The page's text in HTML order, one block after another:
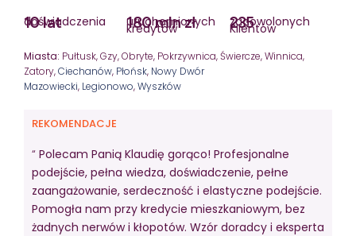
10 lat
doświadczenia 180 mln zł
uruchomionych
kredytów 235
zadowolonych
Klientów
Miasta: Pułtusk, Gzy, Obryte, Pokrzywnica, Świercze, Winnica,
Zatory,Ciechanów, Płońsk, Nowy Dwór
Mazowiecki, Legionowo,Wyszków
REKOMENDACJE
“ Polecam Panią Klaudię gorąco! Profesjonalne
podejście, pełna wiedza, doświadczenie, pełne
zaangażowanie, serdeczność i elastyczne podejście.
Pomogła nam przy kredycie mieszkaniowym, bez
żadnych nerwów i kłopotów. Wzór doradcy i eksperta